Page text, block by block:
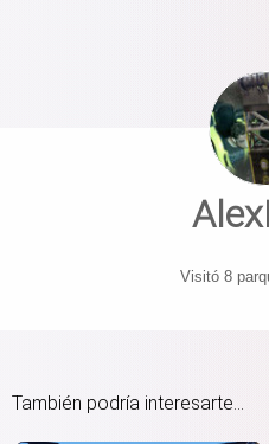
Visitó 8
También podría interesarte...